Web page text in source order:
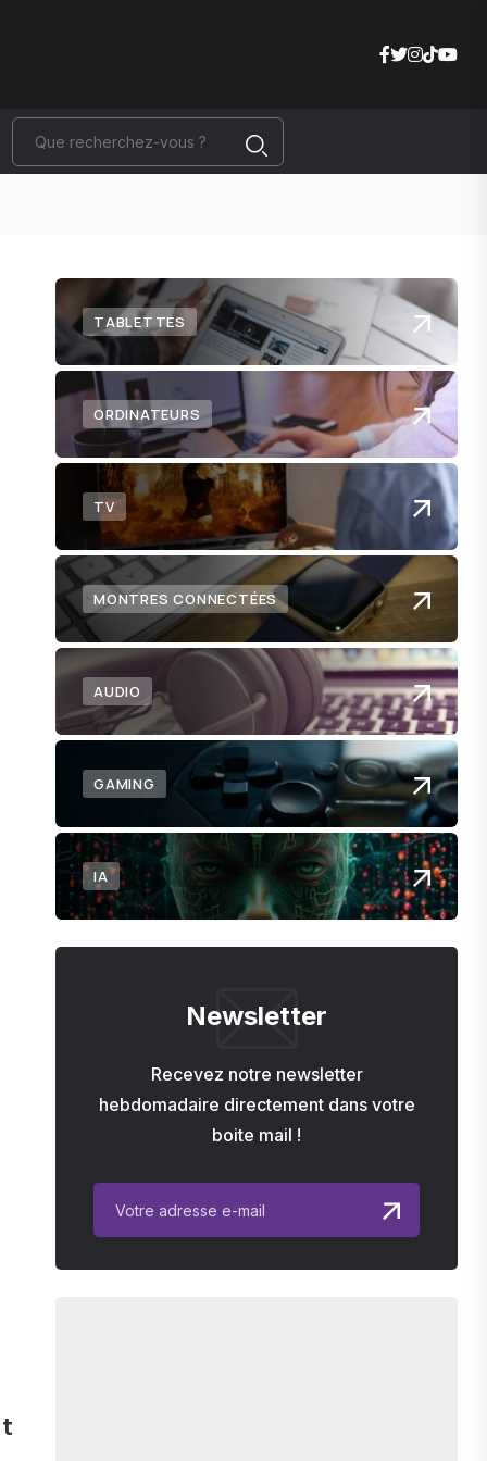
TABLETTES
ORDINATEURS
TV
MONTRES CONNECTÉES
AUDIO
GAMING
IA
Newsletter
Recevez notre newsletter
hebdomadaire directement dans votre
boite mail !